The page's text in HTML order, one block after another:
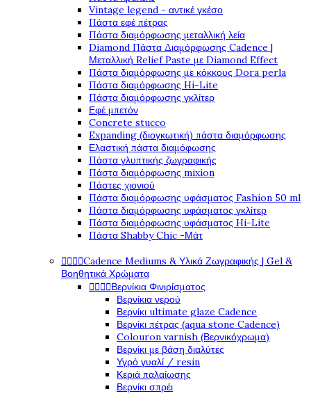
Vintage legend - αντικέ γκέσο
Πάστα εφέ πέτρας
Πάστα διαμόρφωσης μεταλλική λεία
Diamond Πάστα Διαμόρφωσης Cadence |
Μεταλλική Relief Paste με Diamond Effect
Πάστα διαμόρφωσης με κόκκους Dora perla
Πάστα διαμόρφωσης Hi-Lite
Πάστα διαμόρφωσης γκλίτερ
Εφέ μπετόν
Concrete stucco
Expanding (διογκωτική) πάστα διαμόρφωσης
Ελαστική πάστα διαμόφωσης
Πάστα γλυπτικής ζωγραφικής
Πάστα διαμόρφωσης mixion
Πάστες χιονιού
Πάστα διαμόρφωσης υφάσματος Fashion 50 ml
Πάστα διαμόρφωσης υφάσματος γκλίτερ
Πάστα διαμόρφωσης υφάσματος Hi-Lite
Πάστα Shabby Chic -Μάτ
Cadence Mediums & Υλικά Ζωγραφικής | Gel &
Βοηθητικά Χρώματα
Βερνίκια Φινιρίσματος
Βερνίκια νερού
Βερνίκι ultimate glaze Cadence
Βερνίκι πέτρας (aqua stone Cadence)
Colouron varnish (Βερνικόχρωμα)
Βερνίκι με βάση διαλύτες
Υγρό γυαλί / resin
Κεριά παλαίωσης
Βερνίκι σπρέι